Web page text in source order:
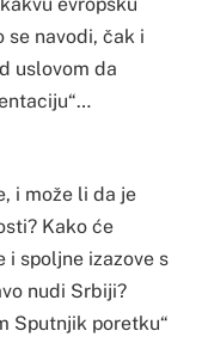
se navodi, čak i
uslovom da
i može li da je
Kako će
i spoljne izazove s
nudi Srbiji?
Sputnjik poretku“